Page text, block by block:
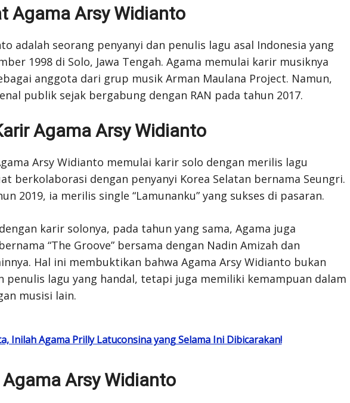
Agama Arsy Widianto
adalah seorang penyanyi dan penulis lagu asal Indonesia yang
1998 di Solo, Jawa Tengah. Agama memulai karir musiknya
anggota dari grup musik Arman Maulana Project. Namun,
publik sejak bergabung dengan RAN pada tahun 2017.
Agama Arsy Widianto
Arsy Widianto memulai karir solo dengan merilis lagu
berkolaborasi dengan penyanyi Korea Selatan bernama Seungri.
2019, ia merilis single “Lamunanku” yang sukses di pasaran.
karir solonya, pada tahun yang sama, Agama juga
“The Groove” bersama dengan Nadin Amizah dan
Hal ini membuktikan bahwa Agama Arsy Widianto bukan
penulis lagu yang handal, tetapi juga memiliki kemampuan dalam
musisi lain.
Inilah Agama Prilly Latuconsina yang Selama Ini Dibicarakan!
Agama Arsy Widianto